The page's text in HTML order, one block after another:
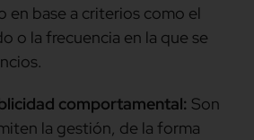
en base a criterios como el
o la frecuencia en la que se
comportamental: Son
la gestión, de la forma